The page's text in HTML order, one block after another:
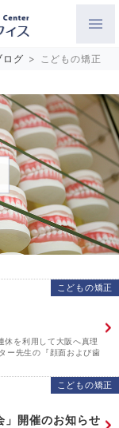
ログ > こどもの矯正
休を利用して大阪へ真理
ー先生の『顔面および歯
正しい位置にあ･･･
こどもの矯正
」開催のお知らせ
こどもの矯正